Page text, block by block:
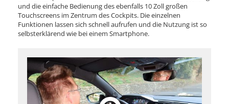
und die einfache Bedienung des ebenfalls 10 Zoll großen
Touchscreens im Zentrum des Cockpits. Die einzelnen
Funktionen lassen sich schnell aufrufen und die Nutzung ist so
selbsterklärend wie bei einem Smartphone.